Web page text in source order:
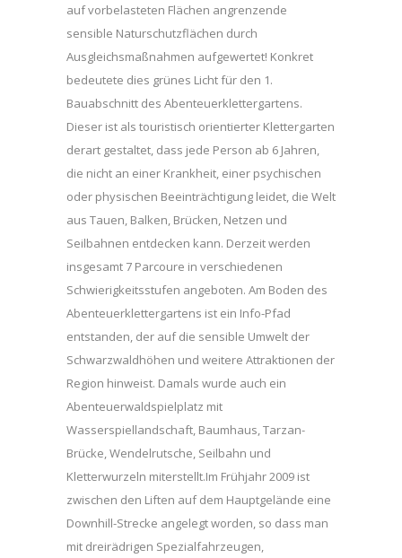
auf vorbelasteten Flächen angrenzende
sensible Naturschutzflächen durch
Ausgleichsmaßnahmen aufgewertet! Konkret
bedeutete dies grünes Licht für den 1.
Bauabschnitt des Abenteuerklettergartens.
Dieser ist als touristisch orientierter Klettergarten
derart gestaltet, dass jede Person ab 6 Jahren,
die nicht an einer Krankheit, einer psychischen
oder physischen Beeinträchtigung leidet, die Welt
aus Tauen, Balken, Brücken, Netzen und
Seilbahnen entdecken kann. Derzeit werden
insgesamt 7 Parcoure in verschiedenen
Schwierigkeitsstufen angeboten. Am Boden des
Abenteuerklettergartens ist ein Info-Pfad
entstanden, der auf die sensible Umwelt der
Schwarzwaldhöhen und weitere Attraktionen der
Region hinweist. Damals wurde auch ein
Abenteuerwaldspielplatz mit
Wasserspiellandschaft, Baumhaus, Tarzan-
Brücke, Wendelrutsche, Seilbahn und
Kletterwurzeln miterstellt.Im Frühjahr 2009 ist
zwischen den Liften auf dem Hauptgelände eine
Downhill-Strecke angelegt worden, so dass man
mit dreirädrigen Spezialfahrzeugen,